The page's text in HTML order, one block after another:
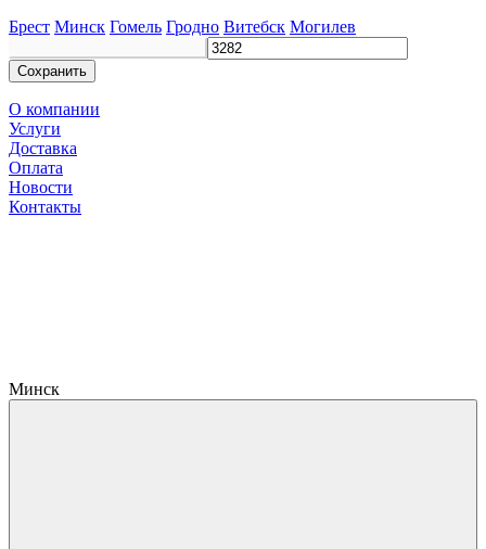
Брест Минск Гомель Гродно Витебск Могилев
Сохранить
О компании
Услуги
Доставка
Оплата
Новости
Контакты
Минск